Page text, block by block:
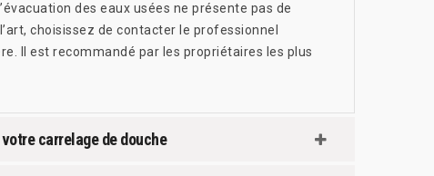
des eaux usées ne présente pas de
choisissez de contacter le professionnel
Il est recommandé par les propriétaires les plus
carrelage de douche